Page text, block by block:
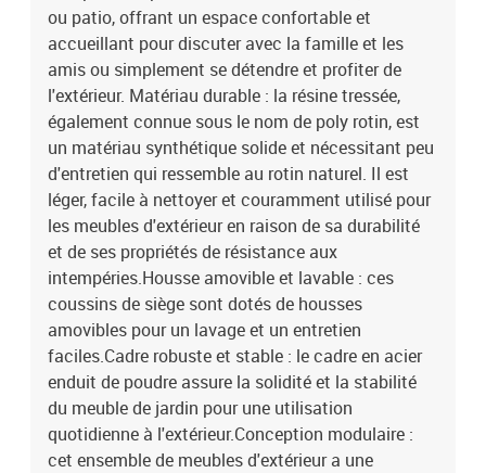
cotonDimensions du coussin de siège : 55 x 55 x 3 cm (l x P x
é)Dimensions du coussin de dossier : 55 x 45 x 13 cm (L x l x é)La
livraison contient :1 x siège d'angle avec fonction de rangement et
sac résistant à l'eau4 x siège central incluant une fonction de
rangement avec un sac résistant à l'eau6 x canapé d'accoudoir
avec fonction de rangement et sac résistant à l'eau12 x coussin de
dossier11 x coussin de siège avec housse amovible et lavable
ou patio, offrant un espace confortable et
accueillant pour discuter avec la famille et les
amis ou simplement se détendre et profiter de
l'extérieur. Matériau durable : la résine tressée,
également connue sous le nom de poly rotin, est
un matériau synthétique solide et nécessitant peu
d'entretien qui ressemble au rotin naturel. Il est
léger, facile à nettoyer et couramment utilisé pour
les meubles d'extérieur en raison de sa durabilité
et de ses propriétés de résistance aux
intempéries.Housse amovible et lavable : ces
coussins de siège sont dotés de housses
amovibles pour un lavage et un entretien
faciles.Cadre robuste et stable : le cadre en acier
enduit de poudre assure la solidité et la stabilité
du meuble de jardin pour une utilisation
quotidienne à l'extérieur.Conception modulaire :
cet ensemble de meubles d'extérieur a une